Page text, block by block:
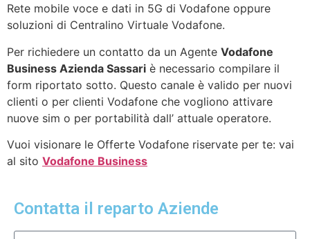
Rete mobile voce e dati in 5G di Vodafone oppure
soluzioni di Centralino Virtuale Vodafone.
Per richiedere un contatto da un Agente Vodafone
Business Azienda Sassari è necessario compilare il
form riportato sotto. Questo canale è valido per nuovi
clienti o per clienti Vodafone che vogliono attivare
nuove sim o per portabilità dall’ attuale operatore.
Vuoi visionare le Offerte Vodafone riservate per te: vai
al sito Vodafone Business
Contatta il reparto Aziende